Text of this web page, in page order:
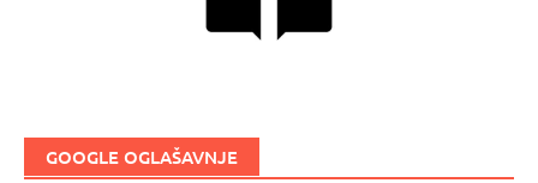
GOOGLE OGLAŠAVNJE